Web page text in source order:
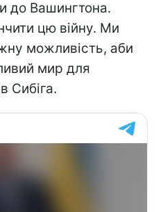
до Вашингтона.
цю війну. Ми
можливість, аби
мир для
Сибіга.